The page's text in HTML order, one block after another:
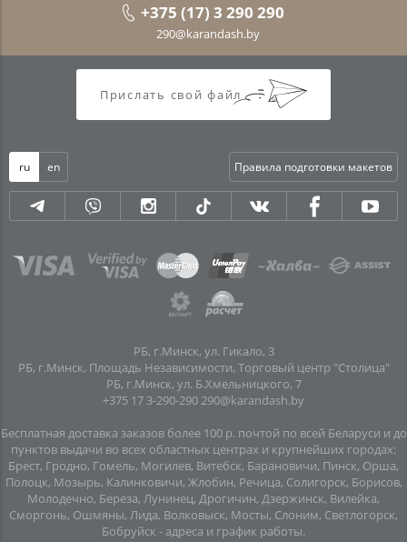
+375 (17) 3 290 290
290@karandash.by
Прислать свой файл
ru en Правила подготовки макетов
РБ, г.Минск, ул. Гикало, 3
РБ, г.Минск, Площадь Независимости, Торговый центр "Столица"
РБ, г.Минск, ул. Б.Хмельницкого, 7
+375 17 3-290-290 290@karandash.by
Бесплатная доставка заказов более 100 р. почтой по всей Беларуси и до
пунктов выдачи во всех областных центрах и крупнейших городах:
Брест, Гродно, Гомель, Могилев, Витебск, Барановичи, Пинск, Орша,
Полоцк, Мозырь, Калинковичи, Жлобин, Речица, Солигорск, Борисов,
Молодечно, Береза, Лунинец, Дрогичин, Дзержинск, Вилейка,
Сморгонь, Ошмяны, Лида, Волковыск, Мосты, Слоним, Светлогорск,
Бобруйск - адреса и график работы.